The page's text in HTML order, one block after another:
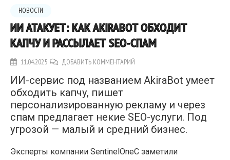
НОВОСТИ
ИИ АТАКУЕТ: КАК AKIRABOT ОБХОДИТ
КАПЧУ И РАССЫЛАЕТ SEO-СПАМ
11.04.2025 ДОБАВИТЬ КОММЕНТАРИЙ
ИИ-сервис под названием AkiraBot умеет
обходить капчу, пишет
персонализированную рекламу и через
спам предлагает некие SEO-услуги. Под
угрозой — малый и средний бизнес.
Эксперты компании SentinelOneС заметили